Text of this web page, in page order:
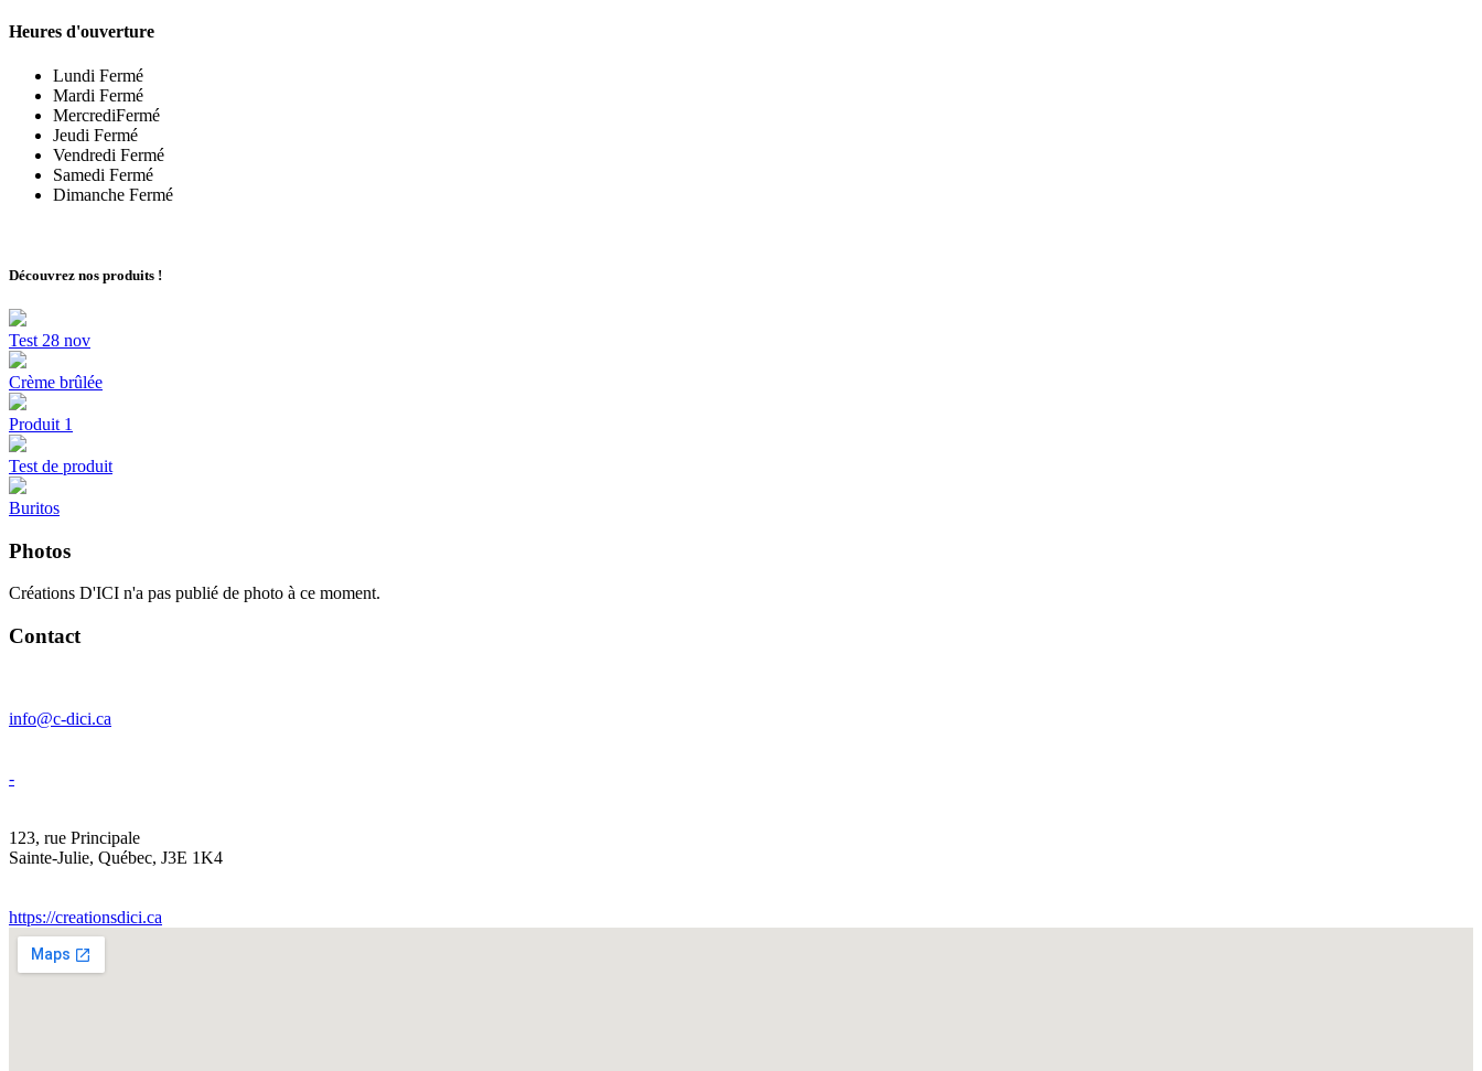
Heures d'ouverture
Lundi Fermé
Mardi Fermé
MercrediFermé
Jeudi Fermé
Vendredi Fermé
Samedi Fermé
Dimanche Fermé
Découvrez nos produits !
Test 28 nov
Crème brûlée
Produit 1
Test de produit
Buritos
Photos
Créations D'ICI n'a pas publié de photo à ce moment.
Contact
info@c-dici.ca
-
123, rue Principale
Sainte-Julie, Québec, J3E 1K4
https://creationsdici.ca